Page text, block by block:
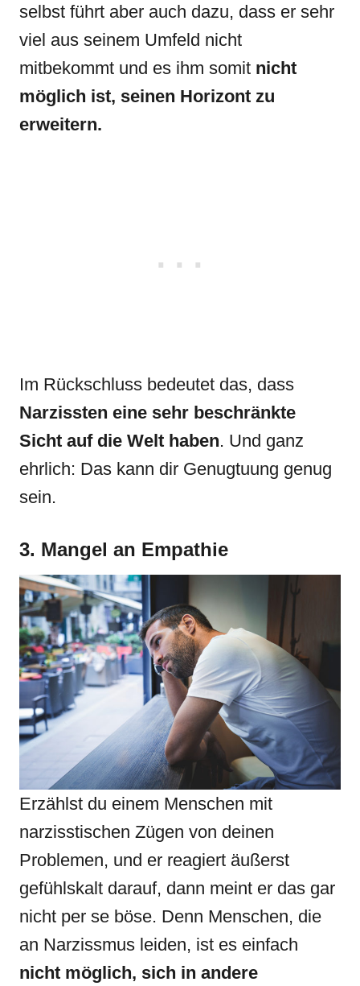
selbst führt aber auch dazu, dass er sehr
viel aus seinem Umfeld nicht
mitbekommt und es ihm somit nicht
möglich ist, seinen Horizont zu
erweitern.
Im Rückschluss bedeutet das, dass
Narzissten eine sehr beschränkte
Sicht auf die Welt haben. Und ganz
ehrlich: Das kann dir Genugtuung genug
sein.
3. Mangel an Empathie
Erzählst du einem Menschen mit
narzisstischen Zügen von deinen
Problemen, und er reagiert äußerst
gefühlskalt darauf, dann meint er das gar
nicht per se böse. Denn Menschen, die
an Narzissmus leiden, ist es einfach
nicht möglich, sich in andere